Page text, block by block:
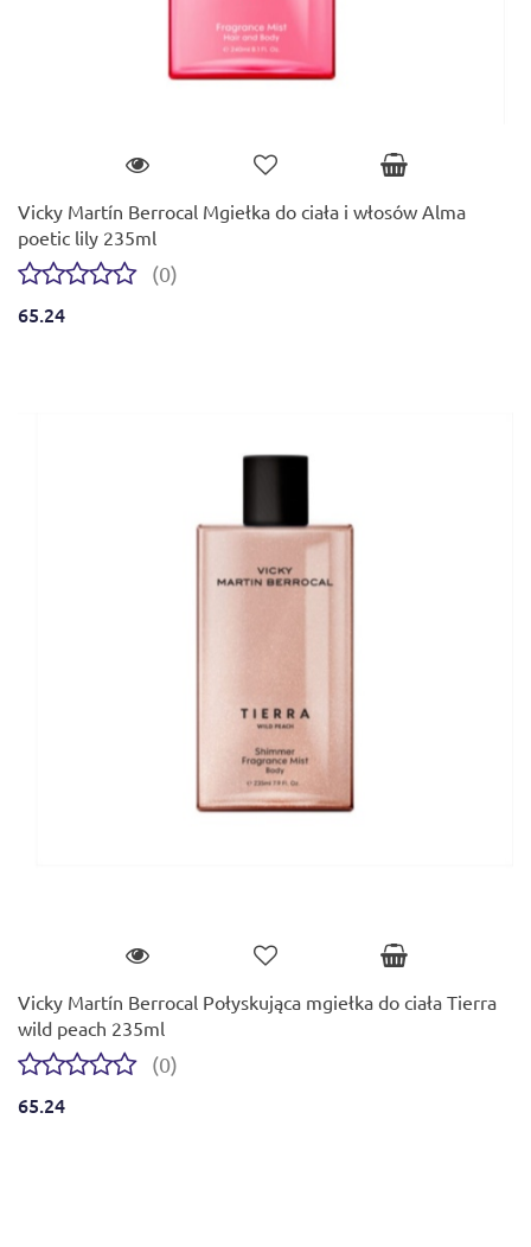
Vicky Martín Berrocal Mgiełka do ciała i włosów Alma
poetic lily 235ml
(0)
65.24
Vicky Martín Berrocal Połyskująca mgiełka do ciała Tierra
wild peach 235ml
(0)
65.24